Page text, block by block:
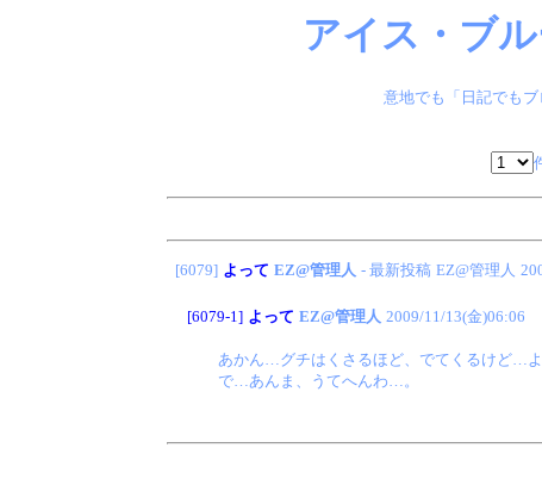
アイス・ブ
意地でも「日記でも
[6079] よって EZ@管理人 - 最新投稿 EZ@管理人
[6079-1] よって EZ@管理人 2009/11/13(金)06:06
あかん…グチはくさるほど、でてくるけど…
で…あんま、うてへんわ…。